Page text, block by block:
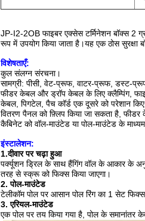
JP-I2-2OB फाइबर एक्सेस टर्मिनेशन बॉक्स 2
रूप में उपयोग किया जाता है।यह एक ठोस
विशेषताएँ:
कुल संलग्न संरचना।
सामग्री: पीसी, वेट-प्रूफ, वाटर-प्रूफ, डस्ट-
फीडर केबल और ड्रॉप केबल के लिए क्लैम्पिंग,
केबल, पिगटेल, पैच कॉर्ड एक दूसरे को परेशान
वितरण पैनल को फ़्लिप किया जा सकता है, फीडर
कैबिनेट को वॉल-माउंटेड या पोल-माउंटेड के
इंस्टालेशन:
1.दीवार पर चढ़ा हुआ
पर्क्यूशन ड्रिल के साथ हैंगिंग वॉल के आकार के
तरह से स्क्रू को फिक्स किया जाएगा।
2. पोल-माउंटेड
टेलीकॉम पोल पर आसान पोल रिंग का 1 सेट
3. एरियल-माउंटेड
एक पोल पर तय किया गया है, पोल के